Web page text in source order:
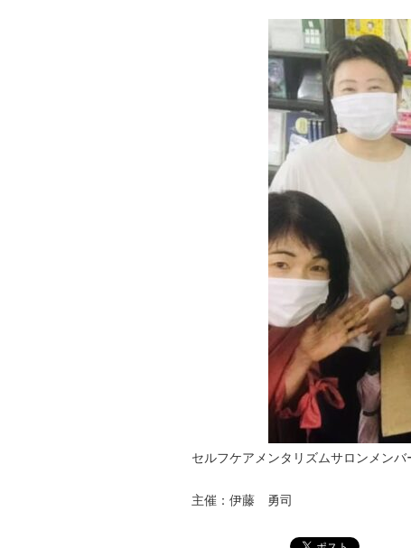
セルフケアメンタリズムサロンメン
主催：伊藤 勇司